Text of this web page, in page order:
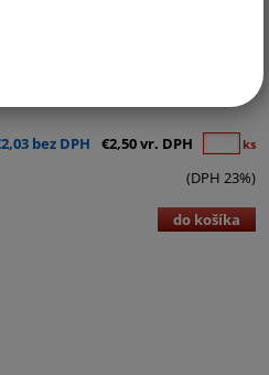
bez DPH €2,50 vr. DPH ks
(DPH 23%)
do košíka